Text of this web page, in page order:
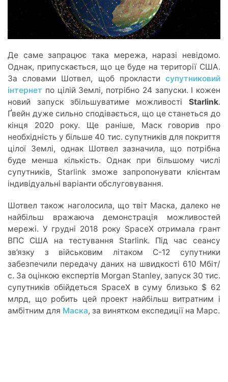
Де саме запрацює така мережа, наразі невідомо.
Однак, припускається, що це буде на території США.
За словами Шотвел, щоб прокласти супутниковий
інтернет по цілій Землі, потрібно 24 запуски. І кожен
новий запуск збільшуватиме можливості Starlink.
Ґвейн дуже сильно сподівається, що це станеться до
кінця 2020 року. Ще раніше, Маск говорив про
необхідність у більше 40 тис. супутників для покриття
цілої Землі, однак Шотвел зазначила, що потрібна
буде менша кількість. Однак при більшому числі
супутників, Starlink зможе запропонувати клієнтам
індивідуальні варіанти обслуговування.
Шотвел також наголосила, що твіт Маска, далеко не
найбільш вражаюча демонстрація можливостей
мережі. У грудні 2018 року SpaceX отримала грант
ВПС США на тестування Starlink. Під час сеансу
зв’язку з військовим літаком C-12 супутники
забезпечили передачу даних на швидкості 610 Мбіт/
с. За оцінкою експертів Morgan Stanley, запуск 30 тис.
супутників обійдеться SpaceX в суму близько $ 62
млрд, що робить цей проект найбільш витратним і
амбітним для Маска, за винятком експедиції на Марс.